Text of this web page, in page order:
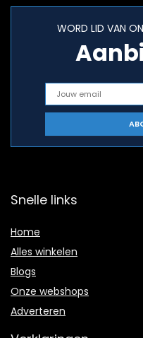
WORD LID VAN
Snelle links
Home
Alles winkelen
Blogs
Onze webshops
Adverteren